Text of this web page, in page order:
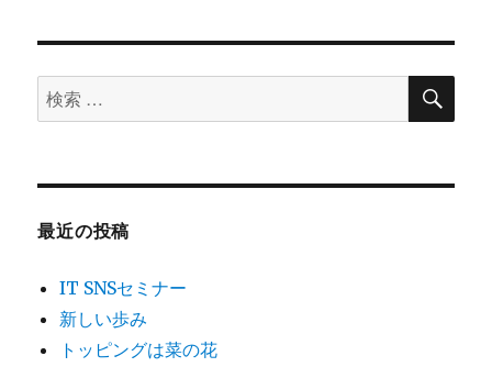
ン
検
索
象:
検
最近の投稿
IT SNSセミナー
新しい歩み
トッピングは菜の花